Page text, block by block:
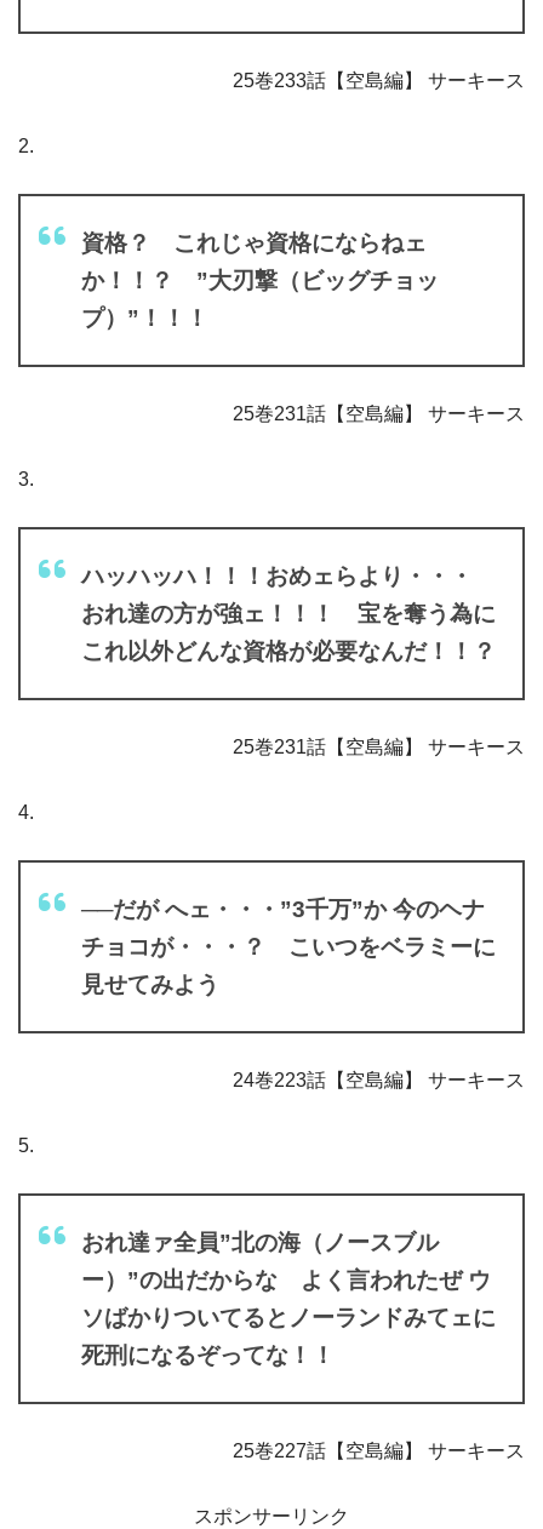
25巻233話【空島編】 サーキース
2.
資格？ これじゃ資格にならねェ
か！！？ ”大刃撃（ビッグチョッ
プ）”！！！
25巻231話【空島編】 サーキース
3.
ハッハッハ！！！おめェらより・・・
おれ達の方が強ェ！！！ 宝を奪う為に
これ以外どんな資格が必要なんだ！！？
25巻231話【空島編】 サーキース
4.
──だが へェ・・・”3千万”か 今のヘナ
チョコが・・・？ こいつをベラミーに
見せてみよう
24巻223話【空島編】 サーキース
5.
おれ達ァ全員”北の海（ノースブル
ー）”の出だからな よく言われたぜ ウ
ソばかりついてるとノーランドみてェに
死刑になるぞってな！！
25巻227話【空島編】 サーキース
スポンサーリンク